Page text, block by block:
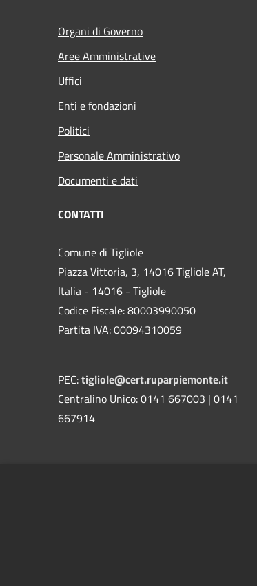
Organi di Governo
Aree Amministrative
Uffici
Enti e fondazioni
Politici
Personale Amministrativo
Documenti e dati
CONTATTI
Comune di Tigliole
Piazza Vittoria, 3, 14016 Tigliole AT,
Italia - 14016 - Tigliole
Codice Fiscale: 80003990050
Partita IVA: 00094310059
PEC:tigliole@cert.ruparpiemonte.it
Centralino Unico: 0141 667003 | 0141
667914